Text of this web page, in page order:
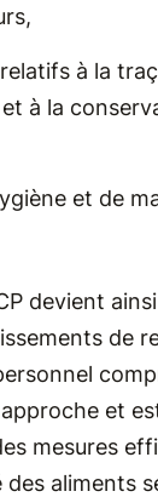
à la
et à la
et de
devient
de
et
mesures
aliments